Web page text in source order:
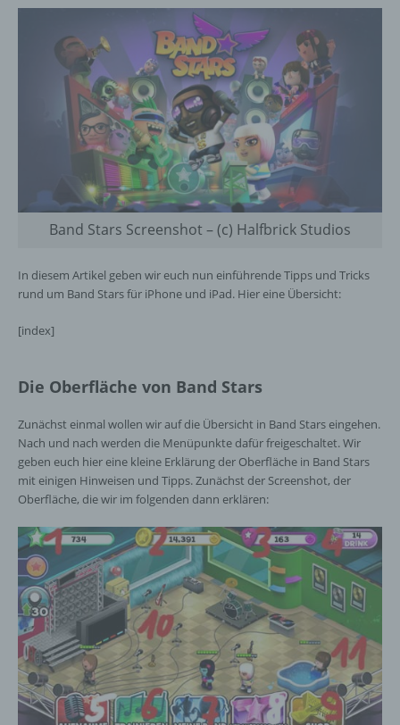
Band Stars Screenshot – (c) Halfbrick Studios
In diesem Artikel geben wir euch nun einführende Tipps und Tricks
rund um Band Stars für iPhone und iPad. Hier eine Übersicht:
[index]
Die Oberfläche von Band Stars
Zunächst einmal wollen wir auf die Übersicht in Band Stars eingehen.
Nach und nach werden die Menüpunkte dafür freigeschaltet. Wir
geben euch hier eine kleine Erklärung der Oberfläche in Band Stars
mit einigen Hinweisen und Tipps. Zunächst der Screenshot, der
Oberfläche, die wir im folgenden dann erklären: